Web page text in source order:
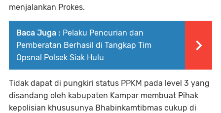
menjalankan Prokes.
Baca Juga : Pelaku Pencurian dan
Pemberatan Berhasil di Tangkap Tim
Opsnal Polsek Siak Hulu
Tidak dapat di pungkiri status PPKM pada level 3 yang
disandang oleh kabupaten Kampar membuat Pihak
kepolisian khususunya Bhabinkamtibmas cukup di